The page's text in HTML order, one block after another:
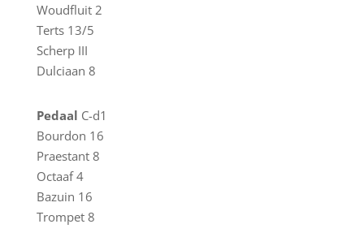
Woudfluit 2
Terts 13/5
Scherp III
Dulciaan 8
Pedaal C-d1
Bourdon 16
Praestant 8
Octaaf 4
Bazuin 16
Trompet 8